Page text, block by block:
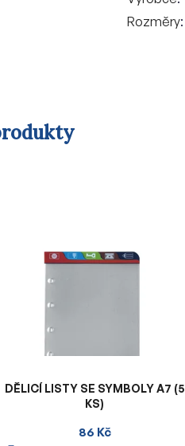
Rozměry
DĚLICÍ LISTY SE SYMBOLY A7 (5
KS)
86 Kč